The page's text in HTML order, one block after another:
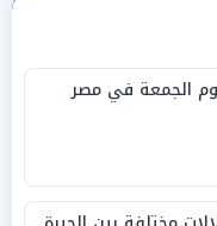
الجمعة في مصر